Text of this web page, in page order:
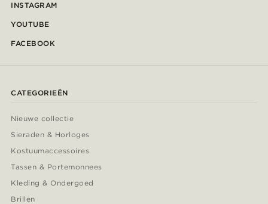
INSTAGRAM
YOUTUBE
FACEBOOK
CATEGORIEËN
Nieuwe collectie
Sieraden & Horloges
Kostuumaccessoires
Tassen & Portemonnees
Kleding & Ondergoed
Brillen